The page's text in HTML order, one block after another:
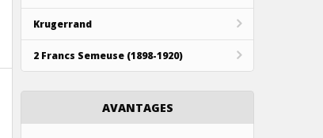
Krugerrand
2 Francs Semeuse (1898-1920)
AVANTAGES